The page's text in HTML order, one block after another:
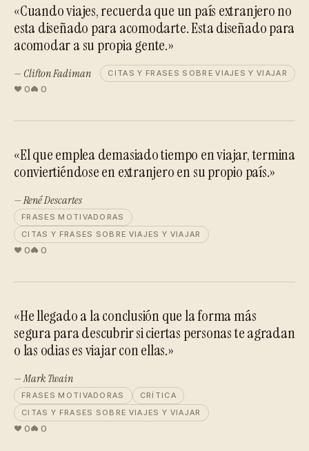
«Cuando viajes, recuerda que un país extranjero no
esta diseñado para acomodarte. Esta diseñado para
acomodar a su propia gente.»
— Clifton Fadiman CITAS Y FRASES SOBRE VIAJES Y VIAJAR
0 0
«El que emplea demasiado tiempo en viajar, termina
conviertiéndose en extranjero en su propio país.»
— René Descartes
FRASES MOTIVADORAS
CITAS Y FRASES SOBRE VIAJES Y VIAJAR
0 0
«He llegado a la conclusión que la forma más
segura para descubrir si ciertas personas te agradan
o las odias es viajar con ellas.»
— Mark Twain
FRASES MOTIVADORAS
CRÍTICA
CITAS Y FRASES SOBRE VIAJES Y VIAJAR
0 0